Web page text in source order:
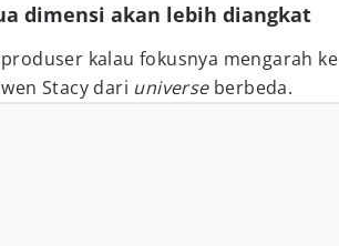
dimensi akan lebih diangkat
kalau fokusnya mengarah ke
Stacy dari universe berbeda.